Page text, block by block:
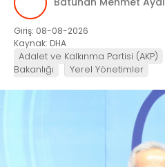
Giriş: 08-08-2026
Kaynak: DHA
Adalet ve Kalkınma Partisi (AKP)
Bakanlığı
Yerel Yönetimler